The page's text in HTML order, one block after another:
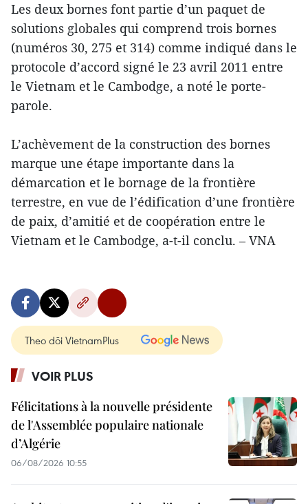
Les deux bornes font partie d’un paquet de
solutions globales qui comprend trois bornes
(numéros 30, 275 et 314) comme indiqué dans le
protocole d’accord signé le 23 avril 2011 entre
le Vietnam et le Cambodge, a noté le porte-
parole.
L’achèvement de la construction des bornes
marque une étape importante dans la
démarcation et le bornage de la frontière
terrestre, en vue de l’édification d’une frontière
de paix, d’amitié et de coopération entre le
Vietnam et le Cambodge, a-t-il conclu. – VNA
Theo dõi VietnamPlus
VOIR PLUS
Félicitations à la nouvelle présidente
de l'Assemblée populaire nationale
d’Algérie
06/08/2026 10:55